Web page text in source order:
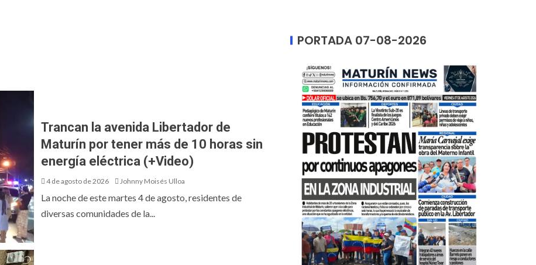
Trancan la avenida Libertador de
Maturín por tener más de 10 horas sin
energía eléctrica (+Video)
4 de agosto de 2026 Johnny Moisés Ulloa
La noche de este martes 4 de agosto, residentes de
diversas comunidades de la...
PORTADA 07-08-2026